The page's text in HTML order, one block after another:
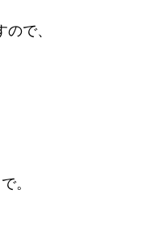
で、
。